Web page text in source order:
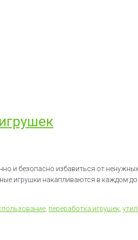
и безопасно избавиться от
игрушки накапливаются в каждом
переработка игрушек